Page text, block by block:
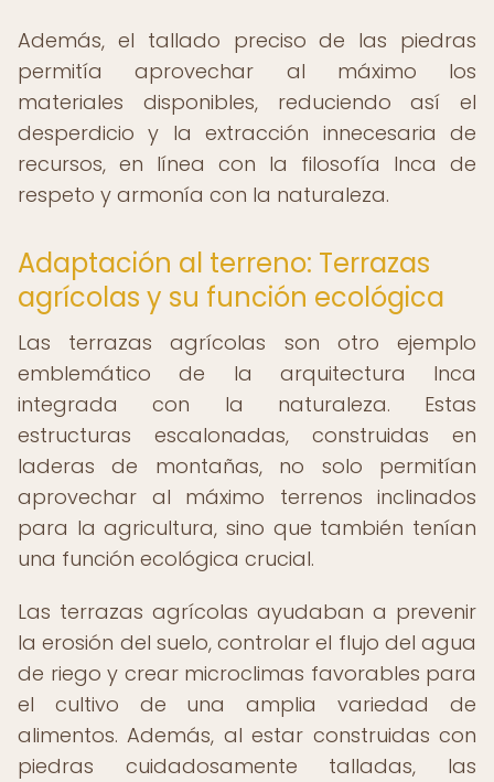
Además, el tallado preciso de las piedras
permitía aprovechar al máximo los
materiales disponibles, reduciendo así el
desperdicio y la extracción innecesaria de
recursos, en línea con la filosofía Inca de
respeto y armonía con la naturaleza.
Adaptación al terreno: Terrazas
agrícolas y su función ecológica
Las terrazas agrícolas son otro ejemplo
emblemático de la arquitectura Inca
integrada con la naturaleza. Estas
estructuras escalonadas, construidas en
laderas de montañas, no solo permitían
aprovechar al máximo terrenos inclinados
para la agricultura, sino que también tenían
una función ecológica crucial.
Las terrazas agrícolas ayudaban a prevenir
la erosión del suelo, controlar el flujo del agua
de riego y crear microclimas favorables para
el cultivo de una amplia variedad de
alimentos. Además, al estar construidas con
piedras cuidadosamente talladas, las